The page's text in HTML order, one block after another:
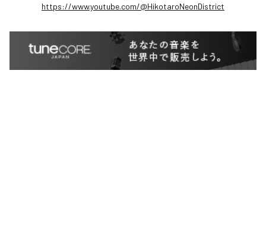
https://www.youtube.com/@HikotaroNeonDistrict